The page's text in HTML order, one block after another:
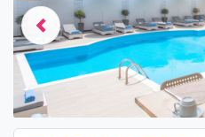
Previous